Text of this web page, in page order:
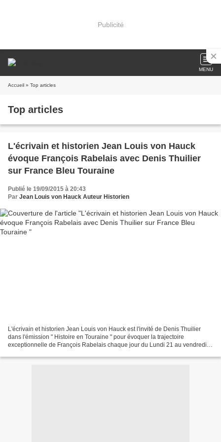
Publicité
MENU
Accueil » Top articles
Top articles
L'écrivain et historien Jean Louis von Hauck
évoque François Rabelais avec Denis Thuilier
sur France Bleu Touraine
Publié le 19/09/2015 à 20:43
Par Jean Louis von Hauck Auteur Historien
L'écrivain et historien Jean Louis von Hauck est l'invité de Denis Thuilier
dans l'émission " Histoire en Touraine " pour évoquer la trajectoire
exceptionnelle de François Rabelais chaque jour du Lundi 21 au vendredi